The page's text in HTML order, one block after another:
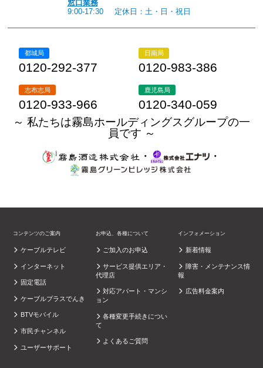
窓口業務
9:00-17:30
定休日：土・日・祝日
都城局
0120-292-377
日南局
0120-983-386
志布志局
0120-933-966
鹿児島局
0120-340-059
～ 私たちは霧島ホールディングスグループの一
員です ～
・
・
コンテンツのご案内
ケーブルテレビ
インターネット
固定電話
ケーブルプラスでんき
BTVモバイル
市民チャンネル
ユーザーサポート
お申込、各種について
ご加入のお申込
サービス提供エリア・
代理店
対応アパート・マンシ
ョン
各種変更手続きについ
て
よくあるご質問
インフォメーション
新着情報
障害・メンテナンス情
報
広告料金案内